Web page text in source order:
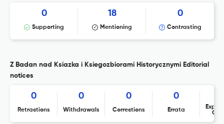
0
Supporting
18
Mentioning
0
Contrasting
Z Badan nad Ksiazka i Ksiegozbiorami Historycznymi Editorial
notices
0
Retractions
0
Withdrawals
0
Corrections
0
Errata